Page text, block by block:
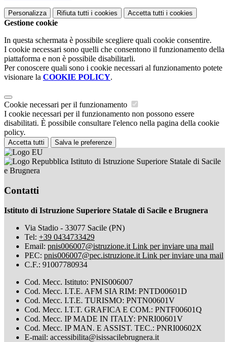
Personalizza Rifiuta tutti i cookies Accetta tutti i cookies
Gestione cookie
In questa schermata è possibile scegliere quali cookie consentire.
I cookie necessari sono quelli che consentono il funzionamento della
piattaforma e non è possibile disabilitarli.
Per conoscere quali sono i cookie necessari al funzionamento potete
visionare la COOKIE POLICY.
Cookie necessari per il funzionamento
I cookie necessari per il funzionamento non possono essere
disabilitati. È possibile consultare l'elenco nella pagina della cookie
policy.
Accetta tutti Salva le preferenze
Istituto di Istruzione Superiore Statale di Sacile
e Brugnera
Contatti
Istituto di Istruzione Superiore Statale di Sacile e Brugnera
Via Stadio - 33077 Sacile (PN)
Tel: +39 0434733429
Email: pnis006007@istruzione.it Link per inviare una mail
PEC: pnis006007@pec.istruzione.it Link per inviare una mail
C.F.: 91007780934
Cod. Mecc. Istituto: PNIS006007
Cod. Mecc. I.T.E. AFM SIA RIM: PNTD00601D
Cod. Mecc. I.T.E. TURISMO: PNTN00601V
Cod. Mecc. I.T.T. GRAFICA E COM.: PNTF00601Q
Cod. Mecc. IP MADE IN ITALY: PNRI00601V
Cod. Mecc. IP MAN. E ASSIST. TEC.: PNRI00602X
E-mail: accessibilita@isissacilebrugnera.it